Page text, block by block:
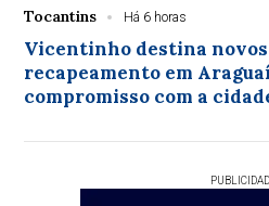
Tocantins Há 6 horas
Vicentinho destina
recapeamento em
compromisso com a